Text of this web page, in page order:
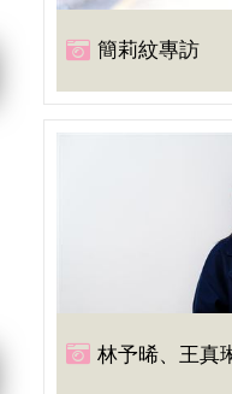
簡莉紋專訪
林予晞、王真